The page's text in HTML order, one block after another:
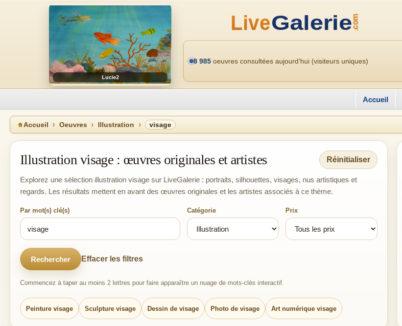
Lucie2
8 985 oeuvres consultées aujourd’hui (visiteurs uniques)
Accueil
Accueil Oeuvres Illustration visage
Illustration visage : œuvres originales et artistes Réinitialiser
Explorez une sélection illustration visage sur LiveGalerie : portraits, silhouettes, visages, nus artistiques et
regards. Les résultats mettent en avant des œuvres originales et les artistes associés à ce thème.
Par mot(s) clé(s) Catégorie Prix
Rechercher Effacer les filtres
Commencez à taper au moins 2 lettres pour faire apparaître un nuage de mots-clés interactif.
Peinture visage Sculpture visage Dessin de visage Photo de visage Art numérique visage